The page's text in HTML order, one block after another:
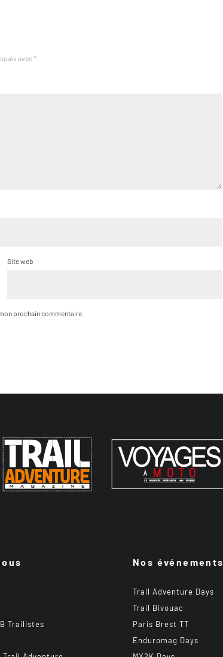
avec *
Site web
prochain commentaire.
Trailistes
Nos événements
Trail Adventure Days
Trail Bivouac
Paris Brest TT
Enduromag Days